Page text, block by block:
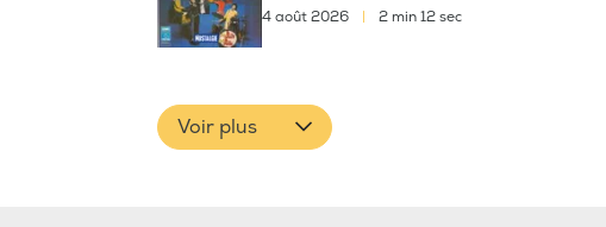
4 août 2026 2 min 12 sec
Voir plus